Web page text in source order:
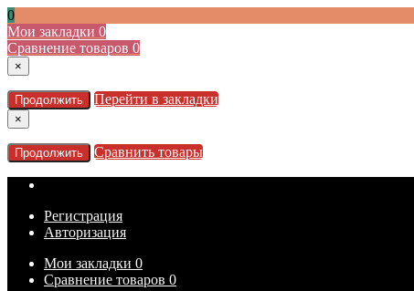
0
Мои закладки 0
Сравнение товаров 0
×
Продолжить Перейти в закладки
×
Продолжить Сравнить товары
Регистрация
Авторизация
Мои закладки 0
Сравнение товаров 0